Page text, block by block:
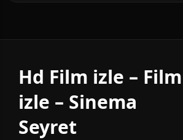
Hd Film izle – Film
izle – Sinema
Seyret